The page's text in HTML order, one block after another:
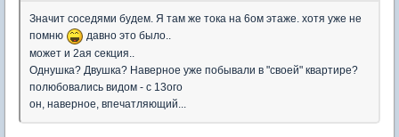
Значит соседями будем. Я там же тока на 6ом этаже. хотя уже не
помню
давно это было..
может и 2ая секция..
Однушка? Двушка? Наверное уже побывали в "своей" квартире?
полюбовались видом - с 13ого
он, наверное, впечатляющий...